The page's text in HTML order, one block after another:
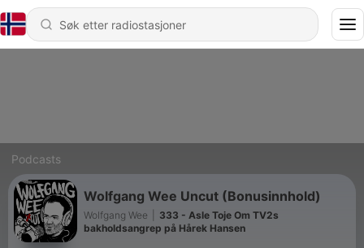
Podcasts
Wolfgang Wee Uncut (Bonusinnhold)
Wolfgang Wee
333 - Asle Toje Om TV2s
bakholdsangrep på Hårek Hansen